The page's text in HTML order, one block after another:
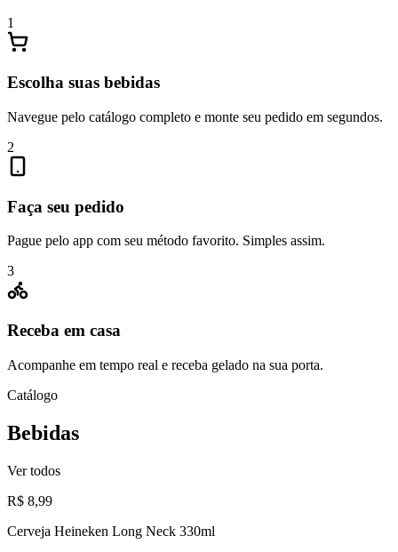
1
Escolha suas bebidas
Navegue pelo catálogo completo e monte seu pedido em segundos.
2
Faça seu pedido
Pague pelo app com seu método favorito. Simples assim.
3
Receba em casa
Acompanhe em tempo real e receba gelado na sua porta.
Catálogo
Bebidas
Ver todos
R$ 8,99
Cerveja Heineken Long Neck 330ml